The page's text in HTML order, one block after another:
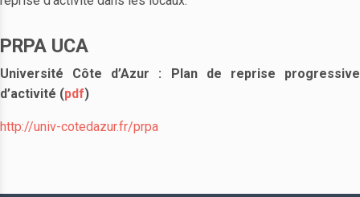
PRPA UCA
Université Côte d’Azur :
Plan de reprise progressive
d’activité (pdf)
http://univ-cotedazur.fr/prpa